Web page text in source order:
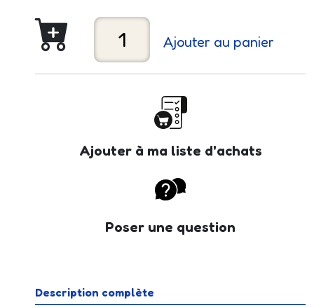
Ajouter au panier
Ajouter à ma liste d'achats
Poser une question
Description complète